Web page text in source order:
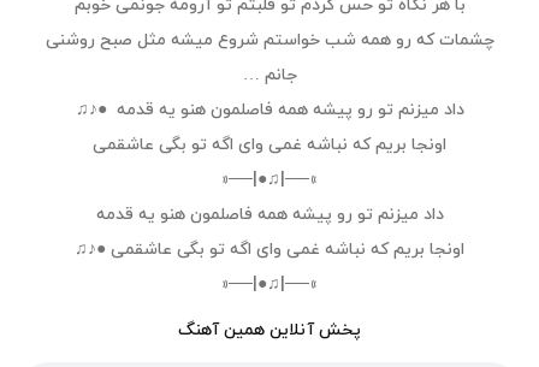
با هر نگاه تو حس کردم تو قلبتم تو آرومه جونمی خوبم
چشمات که رو همه شب خواستم شروع میشه مثل صبح روشنی
جانم …
داد میزنم تو رو پیشه همه فاصلمون هنو یه قدمه ●♪♫
اونجا بریم که نباشه غمی وای اگه تو بگی عاشقمی
»──|♫●|──«
داد میزنم تو رو پیشه همه فاصلمون هنو یه قدمه
اونجا بریم که نباشه غمی وای اگه تو بگی عاشقمی ●♪♫
»──|♫●|──«
پخش آنلاین همین آهنگ